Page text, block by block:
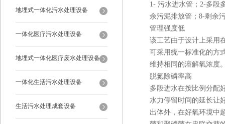
地埋式一体化污水处理设备
一体化医疗污水处理设备
地埋式一体化医疗废水处理设备
一体化生活污水处理设备
生活污水处理成套设备
1- 污水进水管；2-多段
余污泥排放管；8-剩余
管理强度低
该工艺由于设计上采用
可采用统一标准化的方
维持相同的溶解氧浓度
脱氮除磷率高
多段进水在按比例分配
水力停留时间的延长让
出体外，在好氧环境中